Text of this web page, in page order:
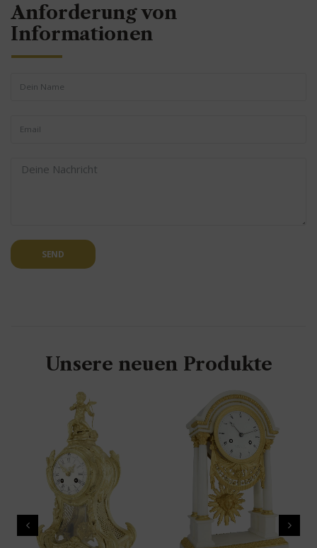
Anforderung von
Informationen
SEND
Unsere neuen Produkte